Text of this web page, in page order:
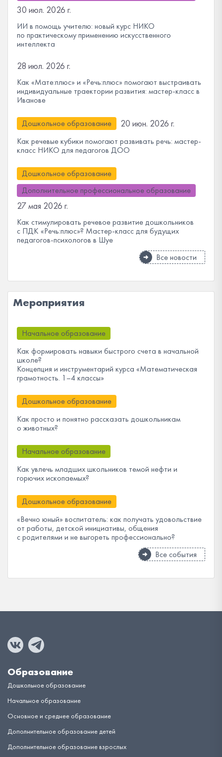
30 июл. 2026 г.
ИИ в помощь учителю: новый курс НИКО
по практическому применению искусственного
интеллекта
28 июл. 2026 г.
Как «Мате:плюс» и «Речь:плюс» помогают выстраивать
индивидуальные траектории развития: мастер-класс в
Иванове
Дошкольное образование 20 июн. 2026 г.
Как речевые кубики помогают развивать речь: мастер-
класс НИКО для педагогов ДОО
Дошкольное образование
Дополнительное профессиональное образование
27 мая 2026 г.
Как стимулировать речевое развитие дошкольников
с ПДК «Речь:плюс»? Мастер-класс для будущих
педагогов-психологов в Шуе
Все новости
Мероприятия
Начальное образование
Как формировать навыки быстрого счета в начальной
школе?
Концепция и инструментарий курса «Математическая
грамотность. 1–4 классы»
Дошкольное образование
Как просто и понятно рассказать дошкольникам
о животных?
Начальное образование
Как увлечь младших школьников темой нефти и
горючих ископаемых?
Дошкольное образование
«Вечно юный» воспитатель: как получать удовольствие
от работы, детской инициативы, общения
с родителями и не выгореть профессионально?
Все события
Образование
Дошкольное образование
Начальное образование
Основное и среднее образование
Дополнительное образование детей
Дополнительное образование взрослых